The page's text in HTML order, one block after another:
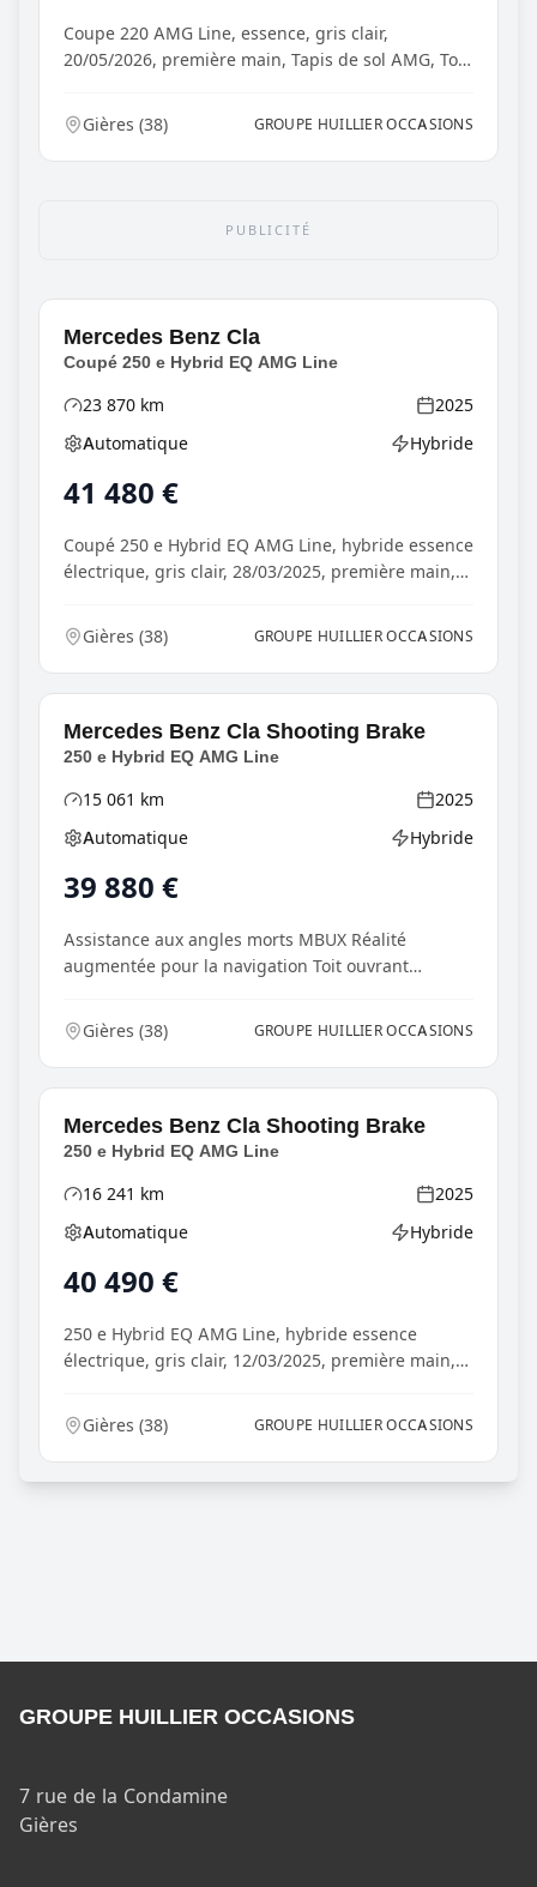
Coupe 220 AMG Line, essence, gris clair,
20/05/2026, première main, Tapis de sol AMG, Toit
Gières (38) GROUPE HUILLIER OCCASIONS
PUBLICITÉ
Mercedes Benz Cla
Coupé 250 e Hybrid EQ AMG Line
Kilométrage
23 870 km Année
2025
Boîte de vitesses
Automatique Type d'énergie
Hybride
41 480 €
Coupé 250 e Hybrid EQ AMG Line, hybride essence
électrique, gris clair, 28/03/2025, première main,
Gières (38) GROUPE HUILLIER OCCASIONS
Mercedes Benz Cla Shooting Brake
250 e Hybrid EQ AMG Line
Kilométrage
15 061 km Année
2025
Boîte de vitesses
Automatique Type d'énergie
Hybride
39 880 €
Assistance aux angles morts MBUX Réalité
augmentée pour la navigation Toit ouvrant
Gières (38) GROUPE HUILLIER OCCASIONS
Mercedes Benz Cla Shooting Brake
250 e Hybrid EQ AMG Line
Kilométrage
16 241 km Année
2025
Boîte de vitesses
Automatique Type d'énergie
Hybride
40 490 €
250 e Hybrid EQ AMG Line, hybride essence
électrique, gris clair, 12/03/2025, première main,
Gières (38) GROUPE HUILLIER OCCASIONS
GROUPE HUILLIER OCCASIONS
7 rue de la Condamine
Gières